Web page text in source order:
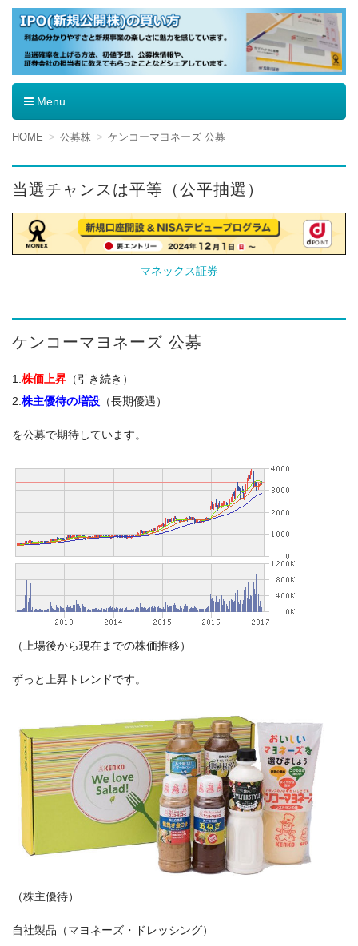
IPO（新規公開株）の買い方
Menu
コ
テ
ン
ツ
へ
移
動
HOME 公募株 ケンコーマヨネーズ 公募
当選チャンスは平等（公平抽選）
マネックス証券
ケンコーマヨネーズ 公募
1.株価上昇 （引き続き）
2.株主優待の増設 （長期優遇）
を公募で期待しています。
（上場後から現在までの株価推移）
ずっと上昇トレンドです。
（株主優待）
自社製品（マヨネーズ・ドレッシング）